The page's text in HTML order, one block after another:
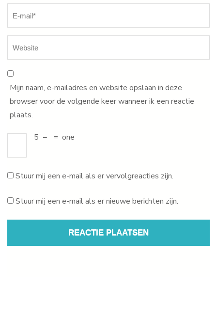
Mijn naam, e-mailadres en website opslaan in deze
browser voor de volgende keer wanneer ik een reactie
plaats.
5 − = one
Stuur mij een e-mail als er vervolgreacties zijn.
Stuur mij een e-mail als er nieuwe berichten zijn.